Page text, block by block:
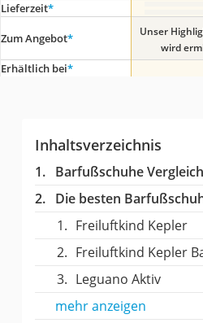
Lieferzeit*
Zum Angebot*
Unser
wird
Erhältlich bei*
Inhaltsverzeichnis
Barfußschuhe
Die besten
Freiluftkind Kepler
Freiluftkind Kepler
Leguano Aktiv
mehr anzeigen